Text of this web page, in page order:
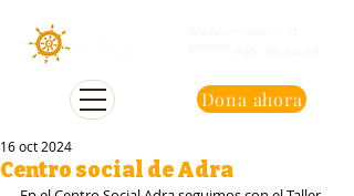
Dona ahora
Centro social de Adra
16 oct 2024